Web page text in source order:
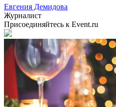
Евгения Демидова
Журналист
Присоединяйтесь к Event.ru